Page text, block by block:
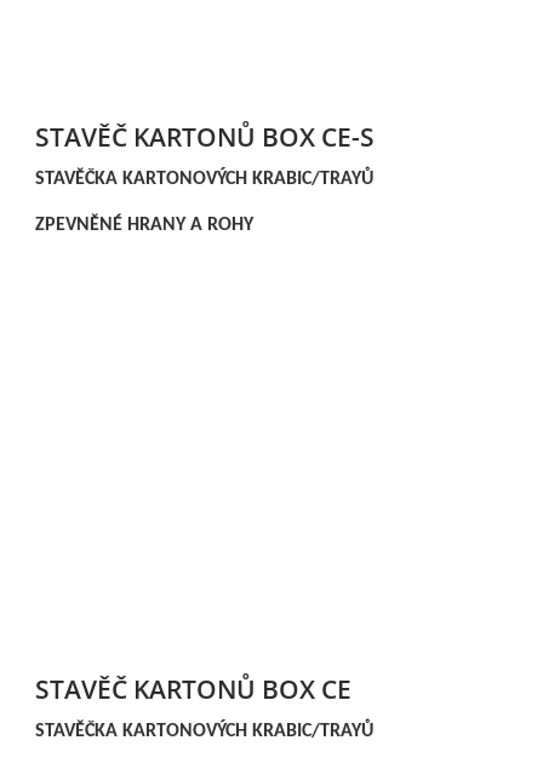
STAVĚČ KARTONŮ BOX CE-S
STAVĚČKA KARTONOVÝCH KRABIC/TRAYŮ
ZPEVNĚNÉ HRANY A ROHY
STAVĚČ KARTONŮ BOX CE
STAVĚČKA KARTONOVÝCH KRABIC/TRAYŮ